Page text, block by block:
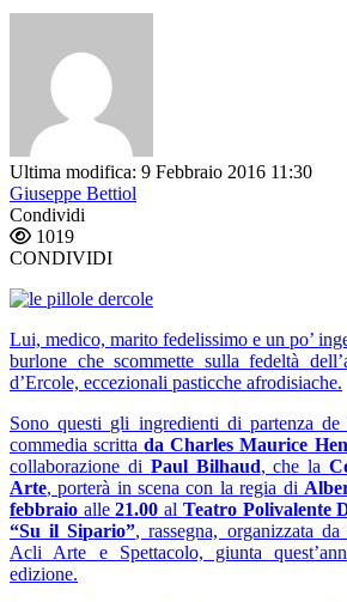
Ultima modifica: 9 Febbraio 2016 11:30
Giuseppe Bettiol
Condividi
1019
CONDIVIDI
Lui, medico, marito fedelissimo e un po’
burlone che scommette sulla fedeltà
d’Ercole, eccezionali pasticche afrodisiache.
Sono questi gli ingredienti di partenza de
commedia scrittada Charles Maurice
collaborazione di Paul Bilhaud, che la
Arte, porterà in scena con la regia di
febbraio alle21.00 al Teatro Polivalente
“Su il Sipario”, rassegna, organizzata
Acli Arte e Spettacolo, giunta
edizione.